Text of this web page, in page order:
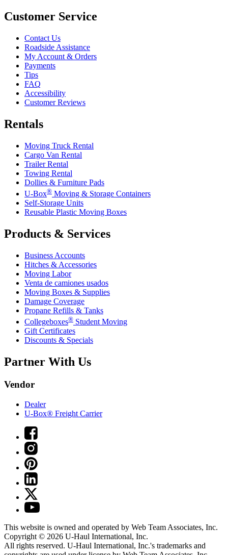
Customer Service
Contact Us
Roadside Assistance
My Account & Orders
Payments
Tips
FAQ
Accessibility
Customer Reviews
Rentals
Moving Truck Rental
Cargo Van Rental
Trailer Rental
Towing Rental
Dollies & Furniture Pads
U-Box® Moving & Storage Containers
Self-Storage Units
Reusable Plastic Moving Boxes
Products & Services
Business Accounts
Hitches & Accessories
Moving Labor
Venta de camiones usados
Moving Boxes & Supplies
Damage Coverage
Propane Refills & Tanks
Collegeboxes® Student Moving
Gift Certificates
Discounts & Specials
Partner With Us
Vendor
Dealer
U-Box® Freight Carrier
This website is owned and operated by Web Team Associates, Inc.
Copyright © 2026 U-Haul International, Inc.
All rights reserved. U-Haul International, Inc.'s trademarks and